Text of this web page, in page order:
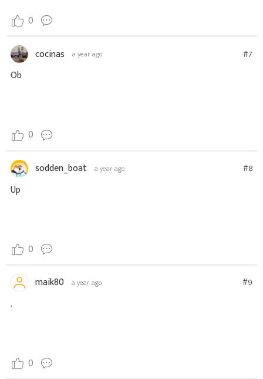
0
cocinas a year ago #7
Ob
0
sodden_boat a year ago #8
Up
0
maik80 a year ago #9
.
0